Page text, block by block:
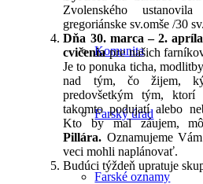
Komunita
Farský úrad
Farské oznamy
Zvolenského
gregoriánske sv.omše /30
Dňa 30. marca – 2.
cvičeniapre našich
Je to ponuka ticha,
nad tým, čo žijem,
predovšetkým tým,
takomto podujatí alebo
Kto by mal záujem,
Pillára. Oznamujeme
veci mohli naplánovať.
Budúci týždeň upratuje